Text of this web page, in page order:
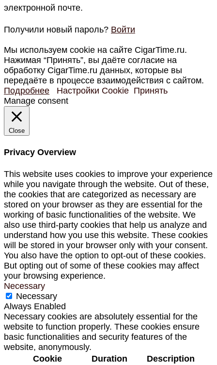
электронной почте.
Получили новый пароль? Войти
Мы используем cookie на сайте CigarTime.ru.
Нажимая “Принять”, вы даёте согласие на
обработку CigarTime.ru данных, которые вы
передаёте в процессе взаимодействия с сайтом.
Подробнее
Настройки Cookie Принять
Manage consent
Close
Privacy Overview
This website uses cookies to improve your experience
while you navigate through the website. Out of these,
the cookies that are categorized as necessary are
stored on your browser as they are essential for the
working of basic functionalities of the website. We
also use third-party cookies that help us analyze and
understand how you use this website. These cookies
will be stored in your browser only with your consent.
You also have the option to opt-out of these cookies.
But opting out of some of these cookies may affect
your browsing experience.
Necessary
Necessary
Always Enabled
Necessary cookies are absolutely essential for the
website to function properly. These cookies ensure
basic functionalities and security features of the
website, anonymously.
Cookie
Duration Description